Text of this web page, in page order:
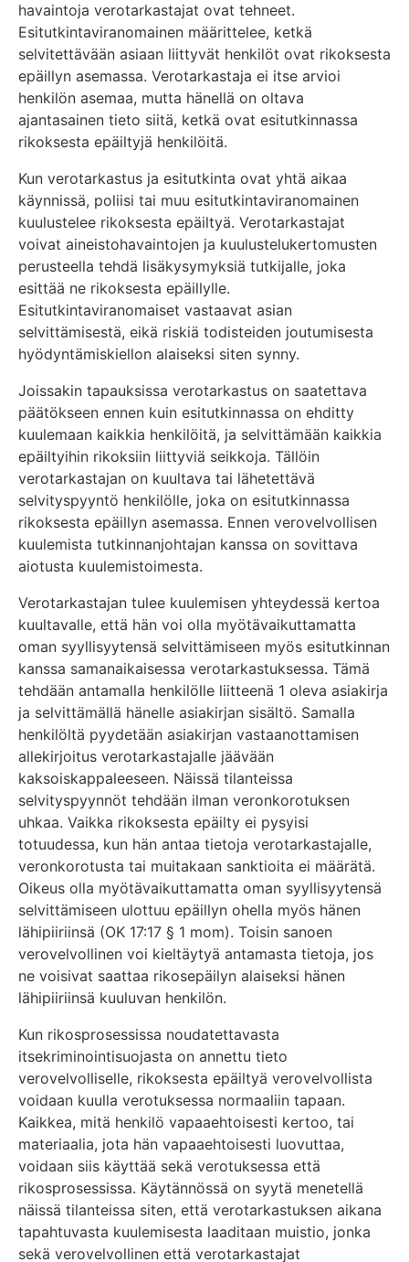
havaintoja verotarkastajat ovat tehneet.
Esitutkintaviranomainen määrittelee, ketkä
selvitettävään asiaan liittyvät henkilöt ovat rikoksesta
epäillyn asemassa. Verotarkastaja ei itse arvioi
henkilön asemaa, mutta hänellä on oltava
ajantasainen tieto siitä, ketkä ovat esitutkinnassa
rikoksesta epäiltyjä henkilöitä.
Kun verotarkastus ja esitutkinta ovat yhtä aikaa
käynnissä, poliisi tai muu esitutkintaviranomainen
kuulustelee rikoksesta epäiltyä. Verotarkastajat
voivat aineistohavaintojen ja kuulustelukertomusten
perusteella tehdä lisäkysymyksiä tutkijalle, joka
esittää ne rikoksesta epäillylle.
Esitutkintaviranomaiset vastaavat asian
selvittämisestä, eikä riskiä todisteiden joutumisesta
hyödyntämiskiellon alaiseksi siten synny.
Joissakin tapauksissa verotarkastus on saatettava
päätökseen ennen kuin esitutkinnassa on ehditty
kuulemaan kaikkia henkilöitä, ja selvittämään kaikkia
epäiltyihin rikoksiin liittyviä seikkoja. Tällöin
verotarkastajan on kuultava tai lähetettävä
selvityspyyntö henkilölle, joka on esitutkinnassa
rikoksesta epäillyn asemassa. Ennen verovelvollisen
kuulemista tutkinnanjohtajan kanssa on sovittava
aiotusta kuulemistoimesta.
Verotarkastajan tulee kuulemisen yhteydessä kertoa
kuultavalle, että hän voi olla myötävaikuttamatta
oman syyllisyytensä selvittämiseen myös esitutkinnan
kanssa samanaikaisessa verotarkastuksessa. Tämä
tehdään antamalla henkilölle liitteenä 1 oleva asiakirja
ja selvittämällä hänelle asiakirjan sisältö. Samalla
henkilöltä pyydetään asiakirjan vastaanottamisen
allekirjoitus verotarkastajalle jäävään
kaksoiskappaleeseen. Näissä tilanteissa
selvityspyynnöt tehdään ilman veronkorotuksen
uhkaa. Vaikka rikoksesta epäilty ei pysyisi
totuudessa, kun hän antaa tietoja verotarkastajalle,
veronkorotusta tai muitakaan sanktioita ei määrätä.
Oikeus olla myötävaikuttamatta oman syyllisyytensä
selvittämiseen ulottuu epäillyn ohella myös hänen
lähipiiriinsä (OK 17:17 § 1 mom). Toisin sanoen
verovelvollinen voi kieltäytyä antamasta tietoja, jos
ne voisivat saattaa rikosepäilyn alaiseksi hänen
lähipiiriinsä kuuluvan henkilön.
Kun rikosprosessissa noudatettavasta
itsekriminointisuojasta on annettu tieto
verovelvolliselle, rikoksesta epäiltyä verovelvollista
voidaan kuulla verotuksessa normaaliin tapaan.
Kaikkea, mitä henkilö vapaaehtoisesti kertoo, tai
materiaalia, jota hän vapaaehtoisesti luovuttaa,
voidaan siis käyttää sekä verotuksessa että
rikosprosessissa. Käytännössä on syytä menetellä
näissä tilanteissa siten, että verotarkastuksen aikana
tapahtuvasta kuulemisesta laaditaan muistio, jonka
sekä verovelvollinen että verotarkastajat